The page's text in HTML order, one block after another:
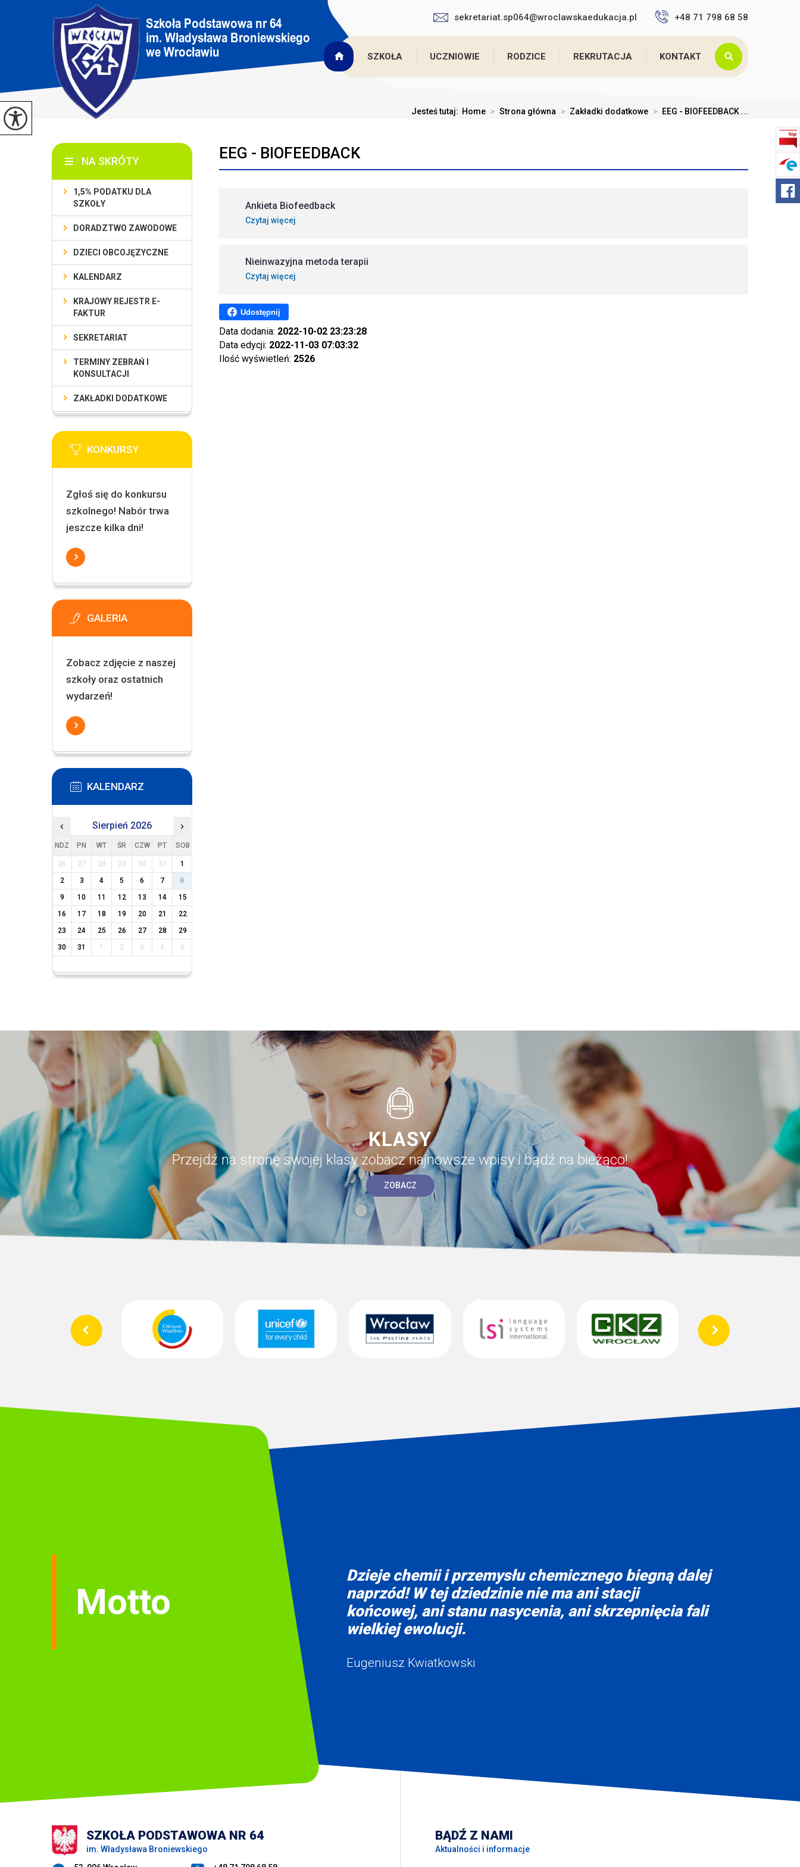
sekretariat.sp064@wroclawskaedukacja.pl +48 71 798 68 58
SZKOŁA UCZNIOWIE RODZICE REKRUTACJA KONTAKT
Jesteś tutaj: Home > Strona główna > Zakładki dodatkowe > EEG - BIOFEEDBACK ...
EEG - BIOFEEDBACK
Ankieta Biofeedback
Czytaj więcej
Nieinwazyjna metoda terapii
Czytaj więcej
Udostępnij
Data dodania: 2022-10-02 23:23:28
Data edycji: 2022-11-03 07:03:32
Ilość wyświetleń: 2526
NA SKRÓTY
1,5% PODATKU DLA
SZKOŁY
DORADZTWO ZAWODOWE
DZIECI OBCOJĘZYCZNE
KALENDARZ
KRAJOWY REJESTR E-
FAKTUR
SEKRETARIAT
TERMINY ZEBRAŃ I
KONSULTACJI
ZAKŁADKI DODATKOWE
KONKURSY
Zgłoś się do konkursu
szkolnego! Nabór trwa
jeszcze kilka dni!
GALERIA
Zobacz zdjęcie z naszej
szkoły oraz ostatnich
wydarzeń!
KALENDARZ
‹ Sierpień 2026 ›
NDZ PN WT ŚR CZW PT SOB
26 27 28 29 30 31
1
2
3 4 5 6 7
8
9
10 11 12 13 14
15
16
17 18 19 20 21
22
23
24 25 26 27 28
29
30
31 1 2 3 4 5
KLASY
Przejdź na stronę swojej klasy zobacz najnowsze wpisy i bądź na bieżąco!
ZOBACZ
Dzieje chemii i przemysłu chemicznego biegną dalej
naprzód! W tej dziedzinie nie ma ani stacji
końcowej, ani stanu nasycenia, ani skrzepnięcia fali
wielkiej ewolucji.
Eugeniusz Kwiatkowski
SZKOŁA PODSTAWOWA NR 64
im. Władysława Broniewskiego
BĄDŹ Z NAMI
Aktualności i informacje